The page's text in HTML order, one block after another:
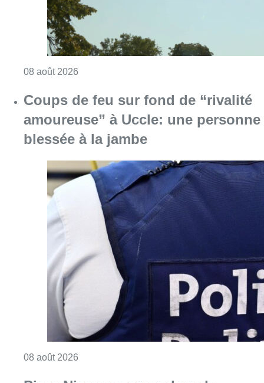
08 août 2026 Consulter l'article "Coups de feu sur fond
Pizza Nizar: un coup de pub
inattendu grâce à l’IA